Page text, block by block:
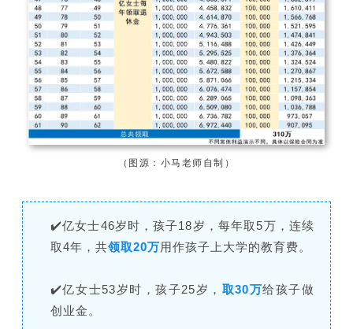
（图源：小马老师自制）
✔️亿女士46岁时，孩子18岁，每年取5万，连续
取4年，共领取20万用作孩子上大学的教育费。
✔️亿女士53岁时，孩子25岁， 取30万给孩子做
创业金。